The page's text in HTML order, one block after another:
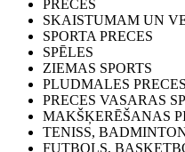
PRECES
SKAISTUMAM UN
SPORTA PRECES
SPĒLES
ZIEMAS SPORTS
PLUDMALES PRECES
PRECES VASARAS
MAKŠĶERĒŠANAS
TENISS,
FUTBOLS,